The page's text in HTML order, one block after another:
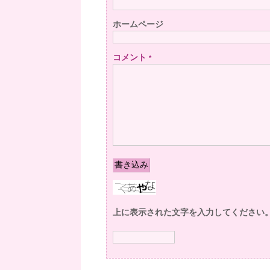
ホームページ
コメント*
上に表示された文字を入力してください